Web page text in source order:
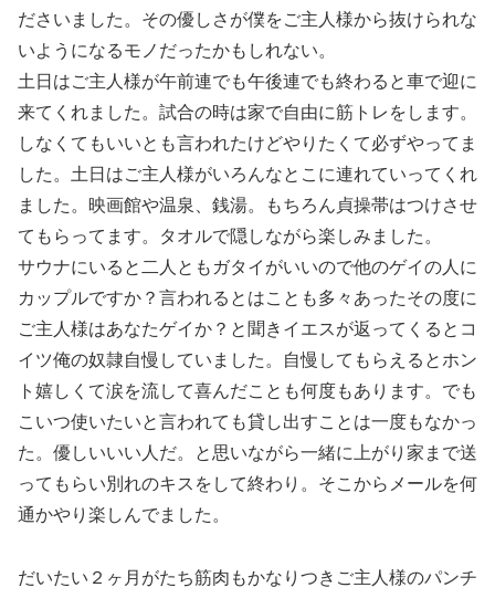
ださいました。その優しさが僕をご主人様から抜けられな
いようになるモノだったかもしれない。
土日はご主人様が午前連でも午後連でも終わると車で迎に
来てくれました。試合の時は家で自由に筋トレをします。
しなくてもいいとも言われたけどやりたくて必ずやってま
した。土日はご主人様がいろんなとこに連れていってくれ
ました。映画館や温泉、銭湯。もちろん貞操帯はつけさせ
てもらってます。タオルで隠しながら楽しみました。
サウナにいると二人ともガタイがいいので他のゲイの人に
カップルですか？言われるとはことも多々あったその度に
ご主人様はあなたゲイか？と聞きイエスが返ってくるとコ
イツ俺の奴隷自慢していました。自慢してもらえるとホン
ト嬉しくて涙を流して喜んだことも何度もあります。でも
こいつ使いたいと言われても貸し出すことは一度もなかっ
た。優しいいい人だ。と思いながら一緒に上がり家まで送
ってもらい別れのキスをして終わり。そこからメールを何
通かやり楽しんでました。
だいたい２ヶ月がたち筋肉もかなりつきご主人様のパンチ